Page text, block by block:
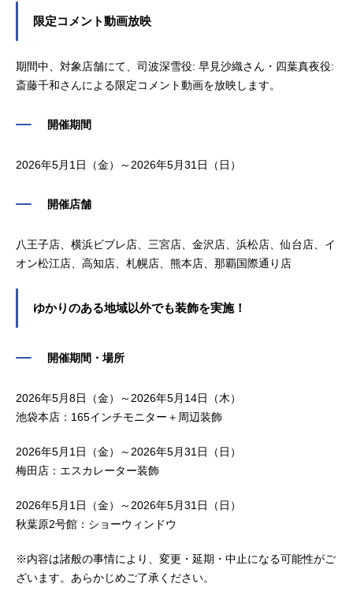
限定コメント動画放映
期間中、対象店舗にて、司波深雪役: 早見沙織さん・四葉真夜役:
斎藤千和さんによる限定コメント動画を放映します。
開催期間
2026年5月1日（金）～2026年5月31日（日）
開催店舗
八王子店、横浜ビブレ店、三宮店、金沢店、浜松店、仙台店、イ
オン松江店、高知店、札幌店、熊本店、那覇国際通り店
ゆかりのある地域以外でも装飾を実施！
開催期間・場所
2026年5月8日（金）～2026年5月14日（木）
池袋本店：165インチモニター＋周辺装飾
2026年5月1日（金）～2026年5月31日（日）
梅田店：エスカレーター装飾
2026年5月1日（金）～2026年5月31日（日）
秋葉原2号館：ショーウィンドウ
※内容は諸般の事情により、変更・延期・中止になる可能性がご
ざいます。あらかじめご了承ください。